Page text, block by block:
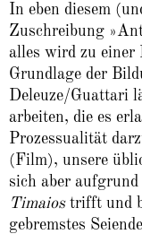
In eben diesem
Zuschreibung
alles wird zu einer
Grundlage der
Deleuze/Guattari
arbeiten, die es
Prozessualität
(Film), unsere
sich aber
Timaiostrifft und
gebremstes